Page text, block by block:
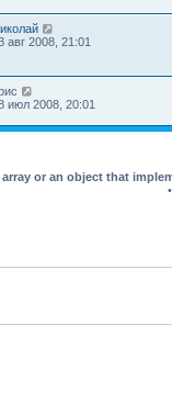
авг 2008, 21:01
июл 2008, 20:01
or an object that